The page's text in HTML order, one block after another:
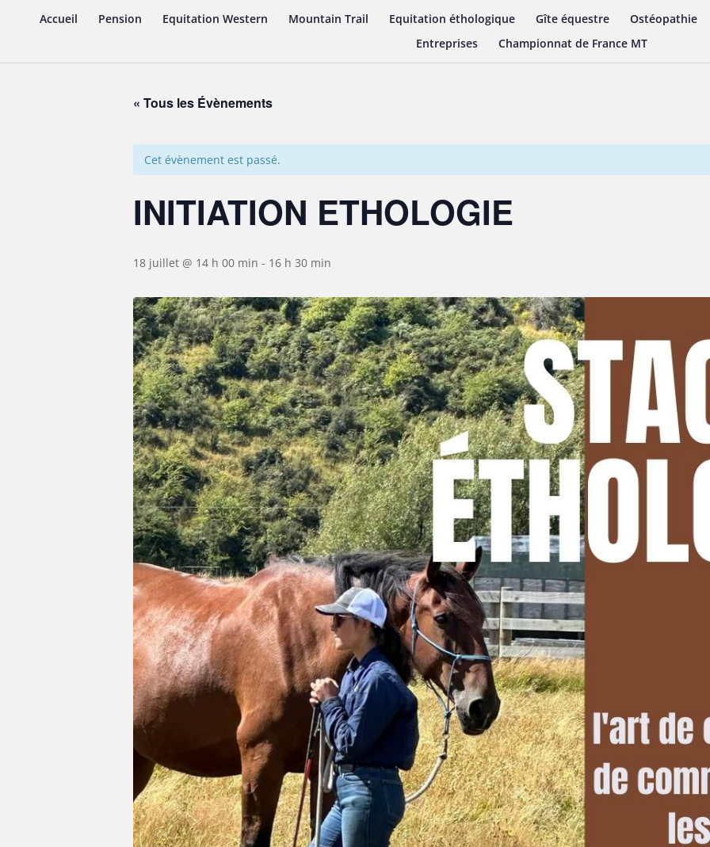
Accueil Pension Equitation Western Mountain Trail Equitation éthologique Gîte équestre
Ostéopathie
Entreprises
Championnat de France MT
« Tous les Évènements
Cet évènement est passé.
INITIATION ETHOLOGIE
18 juillet @ 14 h 00 min - 16 h 30 min